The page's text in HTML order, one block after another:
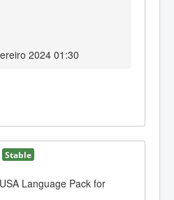
2024 01:30
Stable
Language Pack for